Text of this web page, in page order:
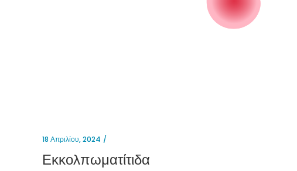
18 Απριλίου, 2024
Εκκολπωματίτιδα